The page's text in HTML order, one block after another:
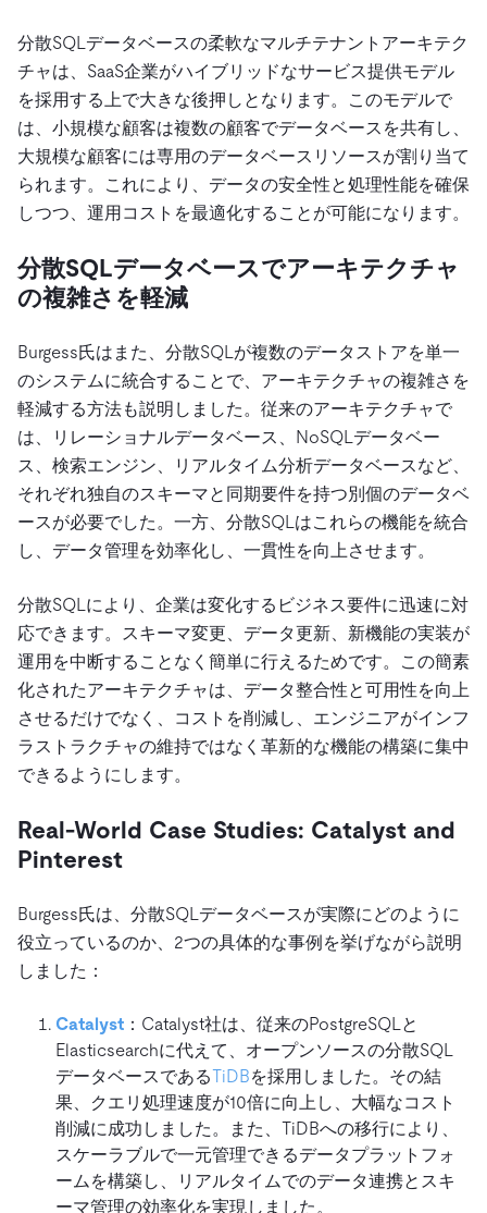
分散SQLデータベースの柔軟なマルチテナントアーキテク
チャは、SaaS企業がハイブリッドなサービス提供モデル
を採用する上で大きな後押しとなります。このモデルで
は、小規模な顧客は複数の顧客でデータベースを共有し、
大規模な顧客には専用のデータベースリソースが割り当て
られます。これにより、データの安全性と処理性能を確保
しつつ、運用コストを最適化することが可能になります。
分散SQLデータベースでアーキテクチャ
の複雑さを軽減
Burgess氏はまた、分散SQLが複数のデータストアを単一
のシステムに統合することで、アーキテクチャの複雑さを
軽減する方法も説明しました。従来のアーキテクチャで
は、リレーショナルデータベース、NoSQLデータベー
ス、検索エンジン、リアルタイム分析データベースなど、
それぞれ独自のスキーマと同期要件を持つ別個のデータベ
ースが必要でした。一方、分散SQLはこれらの機能を統合
し、データ管理を効率化し、一貫性を向上させます。
分散SQLにより、企業は変化するビジネス要件に迅速に対
応できます。スキーマ変更、データ更新、新機能の実装が
運用を中断することなく簡単に行えるためです。この簡素
化されたアーキテクチャは、データ整合性と可用性を向上
させるだけでなく、コストを削減し、エンジニアがインフ
ラストラクチャの維持ではなく革新的な機能の構築に集中
できるようにします。
Real-World Case Studies: Catalyst and
Pinterest
Burgess氏は、分散SQLデータベースが実際にどのように
役立っているのか、2つの具体的な事例を挙げながら説明
しました：
Catalyst ：Catalyst社は、従来のPostgreSQLと
Elasticsearchに代えて、オープンソースの分散SQL
データベースであるTiDBを採用しました。その結
果、クエリ処理速度が10倍に向上し、大幅なコスト
削減に成功しました。また、TiDBへの移行により、
スケーラブルで一元管理できるデータプラットフォ
ームを構築し、リアルタイムでのデータ連携とスキ
ーマ管理の効率化を実現しました。